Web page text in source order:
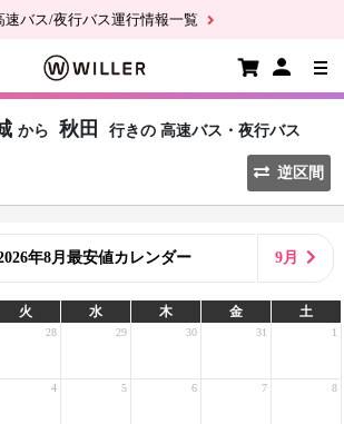
速バス/夜行バス運行情報一覧
から 秋田 行きの 高速バス・夜行バス
逆区間
年8月最安値カレンダー 9月
火 水 木 金 土
28 29 30 31 1
4 5 6 7 8